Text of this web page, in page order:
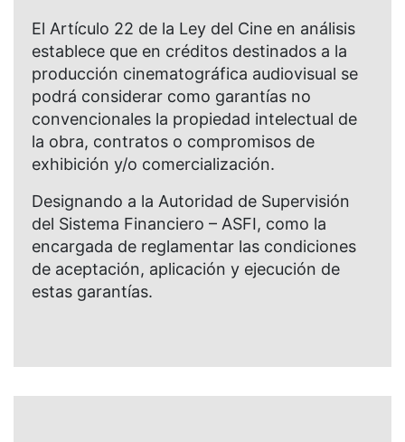
El Artículo 22 de la Ley del Cine en análisis
establece que en créditos destinados a la
producción cinematográfica audiovisual se
podrá considerar como garantías no
convencionales la propiedad intelectual de
la obra, contratos o compromisos de
exhibición y/o comercialización.
Designando a la Autoridad de Supervisión
del Sistema Financiero – ASFI, como la
encargada de reglamentar las condiciones
de aceptación, aplicación y ejecución de
estas garantías.